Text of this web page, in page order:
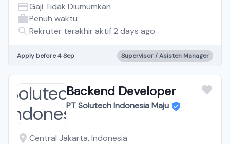
Gaji Tidak Diumumkan
Penuh waktu
Rekruter terakhir aktif 2 days ago
Apply before 4 Sep Supervisor / Asisten Manager
Backend Developer
PT Solutech Indonesia Maju
Central Jakarta, Indonesia